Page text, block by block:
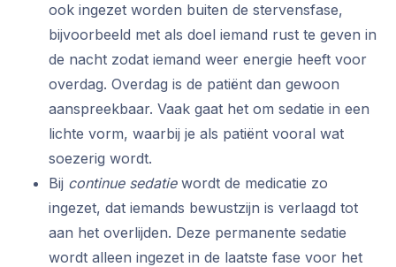
ook ingezet worden buiten de stervensfase,
bijvoorbeeld met als doel iemand rust te geven in
de nacht zodat iemand weer energie heeft voor
overdag. Overdag is de patiënt dan gewoon
aanspreekbaar. Vaak gaat het om sedatie in een
lichte vorm, waarbij je als patiënt vooral wat
soezerig wordt.
Bij continue sedatie wordt de medicatie zo
ingezet, dat iemands bewustzijn is verlaagd tot
aan het overlijden. Deze permanente sedatie
wordt alleen ingezet in de laatste fase voor het